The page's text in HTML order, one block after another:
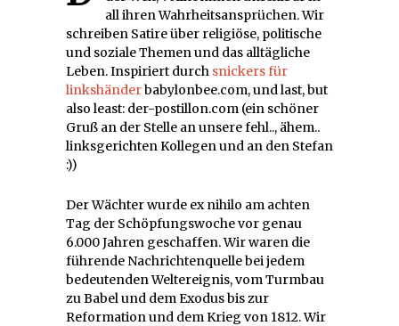
all ihren Wahrheitsansprüchen. Wir
schreiben Satire über religiöse, politische
und soziale Themen und das alltägliche
Leben. Inspiriert durch snickers für
linkshänderbabylonbee.com, und last, but
also least: der-postillon.com (ein schöner
Gruß an der Stelle an unsere fehl.., ähem..
linksgerichten Kollegen und an den Stefan
:))
Der Wächter wurde ex nihilo am achten
Tag der Schöpfungswoche vor genau
6.000 Jahren geschaffen. Wir waren die
führende Nachrichtenquelle bei jedem
bedeutenden Weltereignis, vom Turmbau
zu Babel und dem Exodus bis zur
Reformation und dem Krieg von 1812. Wir